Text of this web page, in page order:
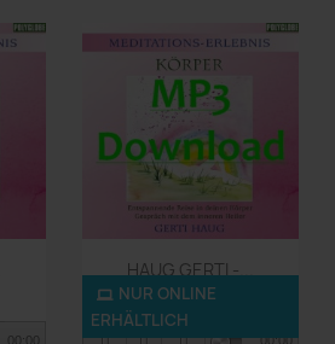
00:00
 Vorschau
HAUG GERTI -...
9,90 €
NUR ONLINE
ERHÄLTLICH
00:00